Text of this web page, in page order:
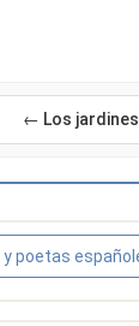
← Los
y poetas